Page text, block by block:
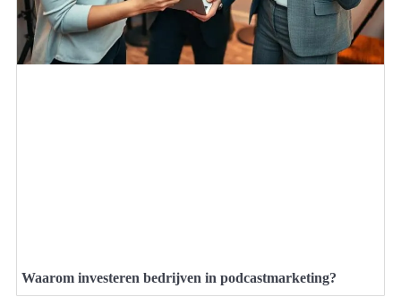
Waarom investeren bedrijven in podcastmarketing?